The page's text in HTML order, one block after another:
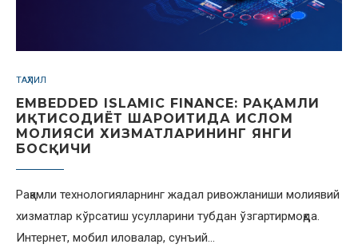
ТАҲЛИЛ
EMBEDDED ISLAMIC FINANCE: РАҚАМЛИ
ИҚТИСОДИЁТ ШАРОИТИДА ИСЛОМ
МОЛИЯСИ ХИЗМАТЛАРИНИНГ ЯНГИ
БОСҚИЧИ
Рақамли технологияларнинг жадал ривожланиши молиявий
хизматлар кўрсатиш усулларини тубдан ўзгартирмоқда.
Интернет, мобил иловалар, сунъий…